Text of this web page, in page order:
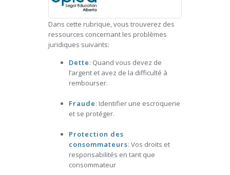
Dans cette rubrique, vous trouverez des
ressources concernant les problèmes
juridiques suivants:
Dette: Quand vous devez de
l’argent et avez de la difficulté à
rembourser.
Fraude: Identifier une escroquerie
et se protéger.
Protection des
consommateurs: Vos droits et
responsabilités en tant que
consommateur